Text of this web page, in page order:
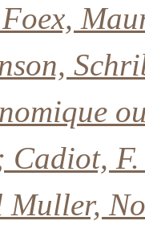
Muller,